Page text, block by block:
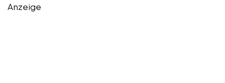
Anzeige